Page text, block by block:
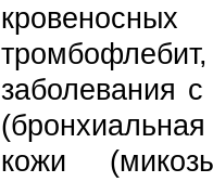
заболевания
кожи